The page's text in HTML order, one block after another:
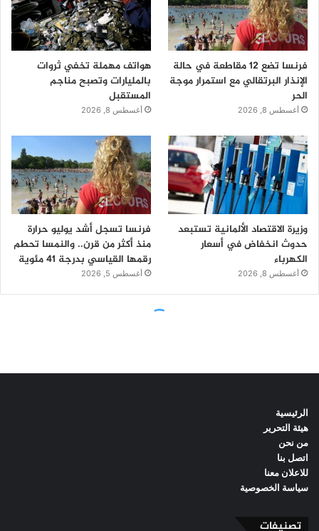
الرئيسية
هيئة التحرير
من نحن
اتصل بنا
للاعلان معنا
سياسة الخصوصية
تصنيفات